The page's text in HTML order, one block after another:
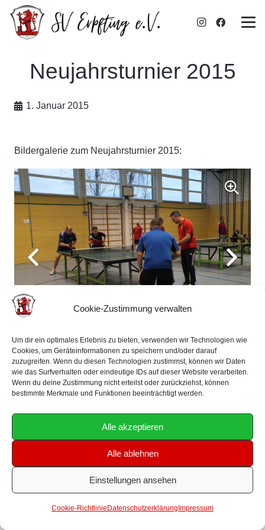
Cookie-Zustimmung verwalten
Um dir ein optimales Erlebnis zu bieten, verwenden wir Technologien wie
Cookies, um Geräteinformationen zu speichern und/oder darauf
zuzugreifen. Wenn du diesen Technologien zustimmst, können wir Daten
wie das Surfverhalten oder eindeutige IDs auf dieser Website verarbeiten.
Wenn du deine Zustimmung nicht erteilst oder zurückziehst, können
bestimmte Merkmale und Funktionen beeinträchtigt werden.
Alle akzeptieren
Alle ablehnen
Einstellungen ansehen
Cookie-Richtlinie Datenschutzerklärung Impressum
Neujahrsturnier 2015
1. Januar 2015
Bildergalerie zum Neujahrsturnier 2015:
Impressum
Datenschutzerklärung